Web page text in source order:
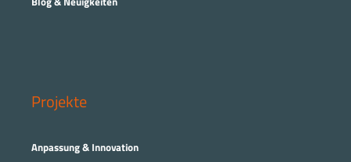
Projekte
Anpassung & Innovation